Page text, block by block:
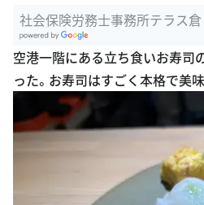
社会保険労務士事務所テラス
oogle Plac
es
空港一階にある立ち食いお寿司
った。お寿司はすごく本格で美